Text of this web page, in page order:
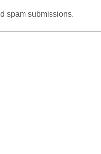
spam submissions.